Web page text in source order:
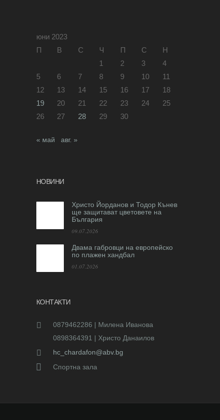
юни 2023
П
В С Ч П С
Н
1
2 3
4
5
6 7 8 9 10
11
12
13 14 15 16 17
18
19
20 21 22 23 24
25
26
27 28 29 30
« май авг. »
НОВИНИ
Христо Йорданов и Тодор Кънев
ще защитават цветовете на
България
09.07.2026
Двама габровци на европейско
по плажен хандбал
01.07.2026
КОНТАКТИ
0879462286 | Милена Иванова
0898364391 | Христо Данаилов
hc_chardafon@abv.bg
Спортна зала